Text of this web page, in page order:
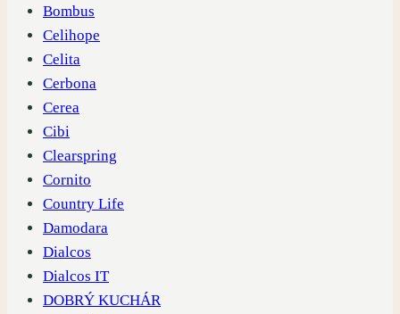
Bombus
Celihope
Celita
Cerbona
Cerea
Cibi
Clearspring
Cornito
Country Life
Damodara
Dialcos
Dialcos IT
DOBRÝ KUCHÁR